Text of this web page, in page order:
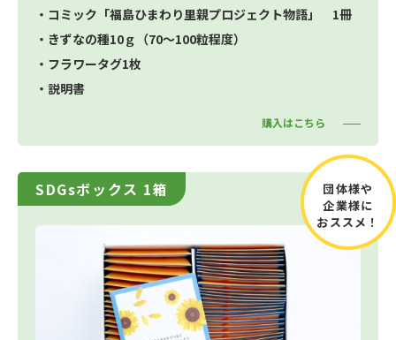
・コミック「福島ひまわり里親プロジェクト物語」 1冊
・きずなの種10ｇ（70～100粒程度）
・フラワータグ1枚
・説明書
購入はこちら
SDGsボックス 1箱
団体様や
企業様に
おススメ！